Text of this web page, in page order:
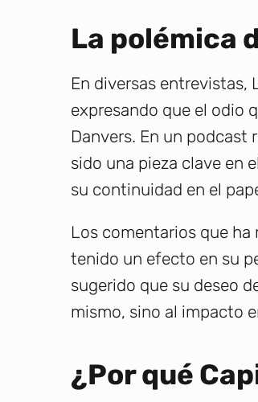
La polémica
En diversas entrevistas,
expresando que el odio
Danvers. En un podcast
sido una pieza clave en
su continuidad en el
Los comentarios que
tenido un efecto en su
sugerido que su deseo
mismo, sino al impacto
¿Por qué